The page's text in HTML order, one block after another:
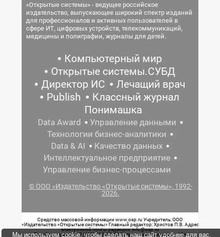
«Открытые системы» - ведущее российское
издательство, выпускающее широкий спектр изданий
для профессионалов и активных пользователей в
сфере ИТ, цифровых устройств, телекоммуникаций,
медицины и полиграфии, журналы для детей.
Компьютерный мир
Открытые системы.СУБД
Директор ИС
Лечащий врач
Publish
Классный журнал
Понимашка
Data Award
Управление данными
Технологии бизнес-аналитики
Data & AI
Качество данных
Интеллектуальное предприятие
Управление бизнес-процессами
© ООО «Издательство «Открытые системы», 1992-
2026.
Средство массовой информации www.osp.ru Учредитель: ООО
«Издательство «Открытые системы» Главный редактор: Христов П.В. Адрес
электронной почты редакции: info@osp.ru
Телефон редакции: 7 (499) 703-18-54 Возрастная маркировка: 12+
Мы используем cookie, чтобы сделать наш сайт удобнее для вас.